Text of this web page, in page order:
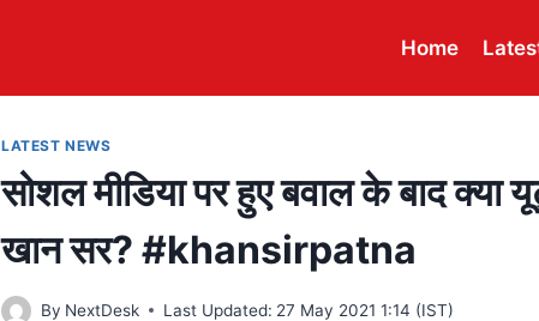
Home
LATEST NEWS
सोशल मीडिया पर हुए बवाल के बाद क्या
खान सर? #khansirpatna
By NextDesk Last Updated: 27 May 2021 1:14 (IST)